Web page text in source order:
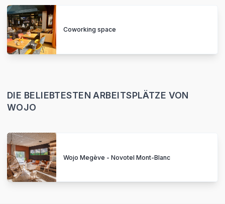
Coworking space
DIE BELIEBTESTEN ARBEITSPLÄTZE VON
WOJO
Wojo Megève - Novotel Mont-Blanc